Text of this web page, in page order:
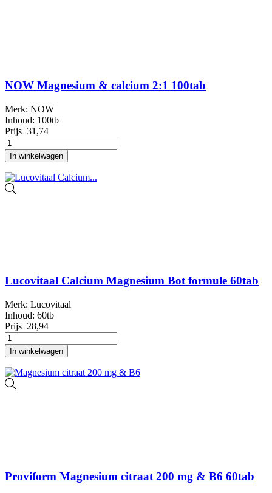
NOW Magnesium & calcium 2:1 100tab
Merk: NOW
Inhoud: 100tb
Prijs 31,74
In winkelwagen
Lucovitaal Calcium Magnesium Bot formule 60tab
Merk: Lucovitaal
Inhoud: 60tb
Prijs 28,94
In winkelwagen
Proviform Magnesium citraat 200 mg & B6 60tab